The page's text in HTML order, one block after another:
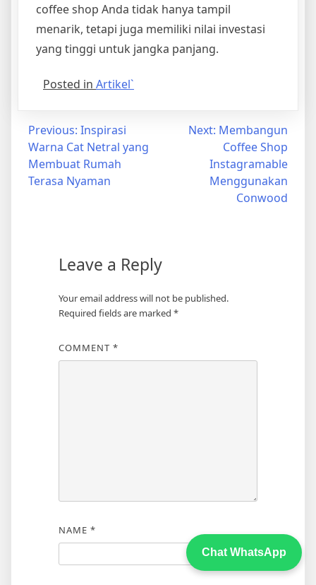
coffee shop Anda tidak hanya tampil
menarik, tetapi juga memiliki nilai investasi
yang tinggi untuk jangka panjang.
Posted in Artikel`
Post
navigation
Previous: Inspirasi
Warna Cat Netral yang
Membuat Rumah
Terasa Nyaman
Next: Membangun
Coffee Shop
Instagramable
Menggunakan
Conwood
Leave a Reply
Your email address will not be published.
Required fields are marked *
COMMENT *
NAME *
Chat WhatsApp